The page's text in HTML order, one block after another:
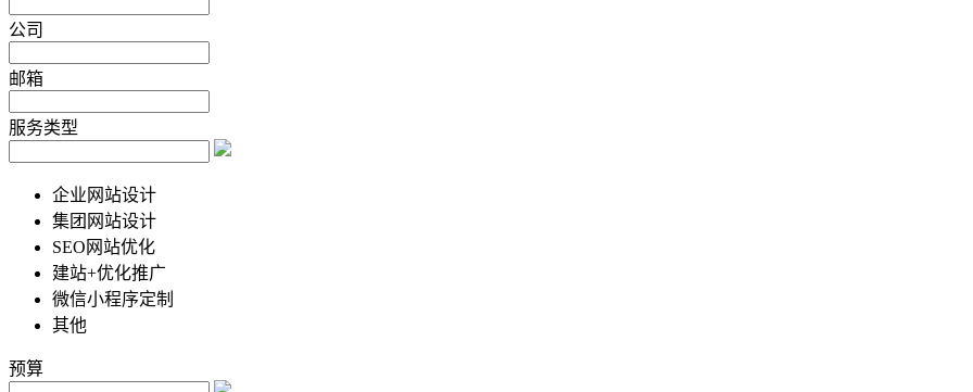
公司
邮箱
服务类型
企业网站设计
集团网站设计
SEO网站优化
建站+优化推广
微信小程序定制
其他
预算